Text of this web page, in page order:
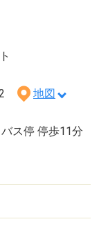
地図
ス停 停歩11分